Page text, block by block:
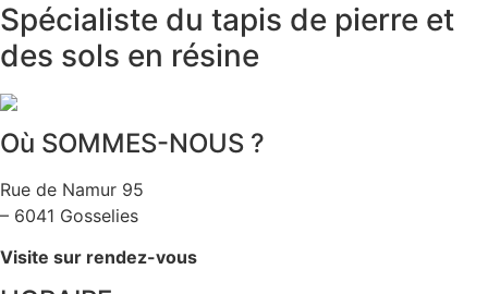
Spécialiste du tapis de pierre et
des sols en résine
Où SOMMES-NOUS ?
Rue de Namur 95
– 6041 Gosselies
Visite sur rendez-vous